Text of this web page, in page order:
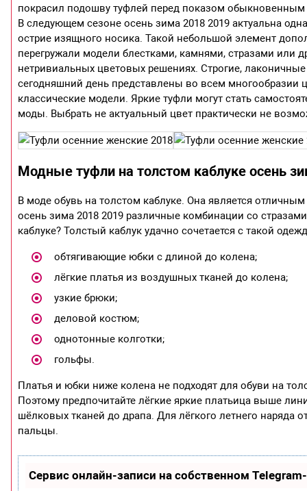
покрасил подошву туфлей перед показом
В следующем сезоне осень зима 2018 2019 актуальна
острие изящного носика. Такой небольшой элемент
перегружали модели блестками, камнями, стразами
нетривиальных цветовых решениях. Строгие,
сегодняшний день представлены во всем многообразии
классические модели. Яркие туфли могут стать
моды. Выбрать не актуальный цвет практически не
Модные туфли на толстом каблуке осень
В моде обувь на толстом каблуке. Она является
осень зима 2018 2019 различные комбинации со
каблуке? Толстый каблук удачно сочетается с такой
обтягивающие юбки с длиной до колена;
лёгкие платья из воздушных тканей до колена;
узкие брюки;
деловой костюм;
однотонные колготки;
гольфы.
Платья и юбки ниже колена не подходят для обуви на
Поэтому предпочитайте лёгкие яркие платьица выше
шёлковых тканей до драпа. Для лёгкого летнего наряда
пальцы.
Сервис онлайн-записи на собственном